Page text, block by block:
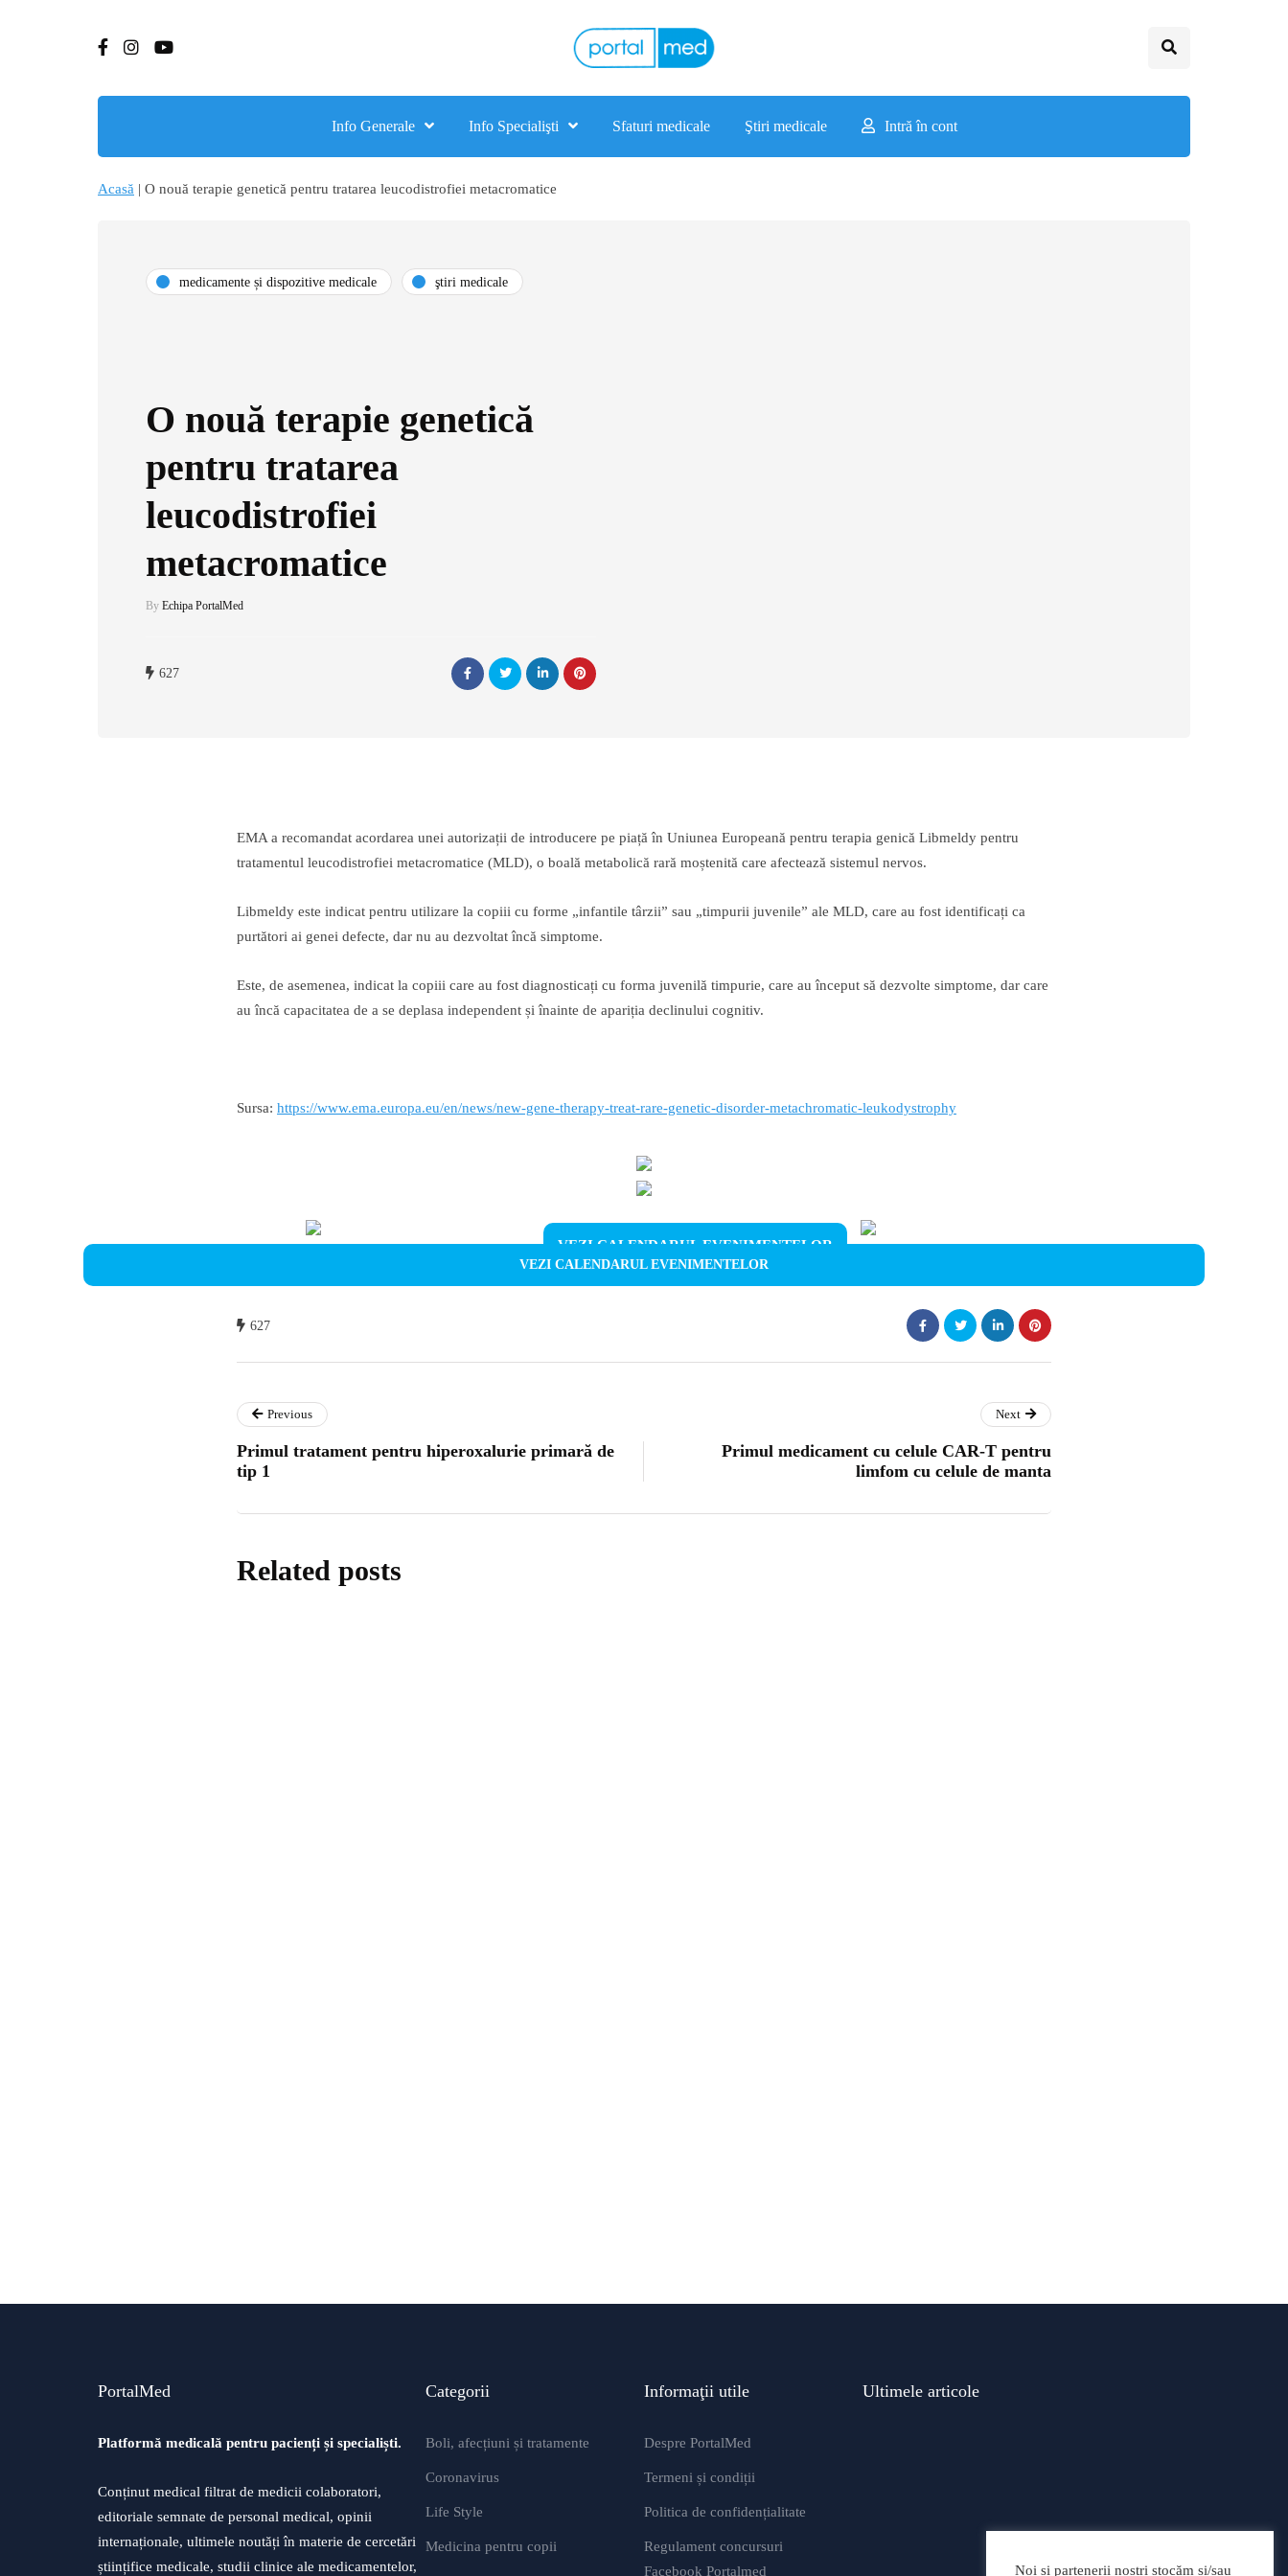
Info Generale Info Specialişti Sfaturi medicale Ştiri medicale Intră în cont
Acasă | O nouă terapie genetică pentru tratarea leucodistrofiei metacromatice
medicamente și dispozitive medicale ştiri medicale
O nouă terapie genetică
pentru tratarea
leucodistrofiei
metacromatice
By Echipa PortalMed
627
EMA a recomandat acordarea unei autorizații de introducere pe piață în Uniunea Europeană pentru terapia genică Libmeldy pentru
tratamentul leucodistrofiei metacromatice (MLD), o boală metabolică rară moștenită care afectează sistemul nervos.
Libmeldy este indicat pentru utilizare la copiii cu forme „infantile târzii” sau „timpurii juvenile” ale MLD, care au fost identificați ca
purtători ai genei defecte, dar nu au dezvoltat încă simptome.
Este, de asemenea, indicat la copiii care au fost diagnosticați cu forma juvenilă timpurie, care au început să dezvolte simptome, dar care
au încă capacitatea de a se deplasa independent și înainte de apariția declinului cognitiv.
Sursa: https://www.ema.europa.eu/en/news/new-gene-therapy-treat-rare-genetic-disorder-metachromatic-leukodystrophy
VEZI CALENDARUL EVENIMENTELOR
VEZI CALENDARUL EVENIMENTELOR
627
Previous
Primul tratament pentru hiperoxalurie primară de
tip 1
Next
Primul medicament cu celule CAR-T pentru
limfom cu celule de manta
Related posts
PortalMed
Platformă medicală pentru pacienți și specialiști.
Conținut medical filtrat de medicii colaboratori,
editoriale semnate de personal medical, opinii
internaționale, ultimele noutăți în materie de cercetări
științifice medicale, studii clinice ale medicamentelor,
Categorii
Boli, afecțiuni și tratamente
Coronavirus
Life Style
Medicina pentru copii
Informaţii utile
Despre PortalMed
Termeni și condiții
Politica de confidențialitate
Regulament concursuri
Facebook Portalmed
Ultimele articole
Modificări importante în
Noi și partenerii noștri stocăm și/sau